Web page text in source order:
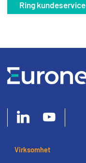
Ring kundeservice
Virksomhet